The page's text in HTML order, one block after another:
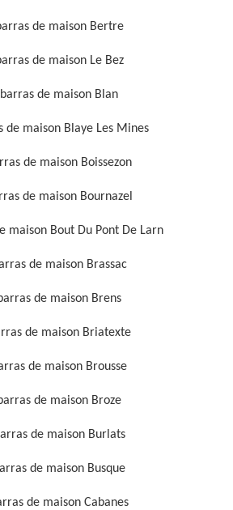
de maison Bertre
de maison Le Bez
de maison Blan
de maison Blaye Les Mines
de maison Boissezon
de maison Bournazel
maison Bout Du Pont De Larn
de maison Brassac
de maison Brens
de maison Briatexte
de maison Brousse
de maison Broze
de maison Burlats
de maison Busque
de maison Cabanes